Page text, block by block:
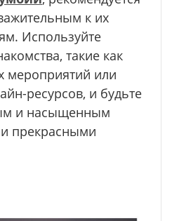
к их
Используйте
такие как
мероприятий или
ресурсов, и будьте
и насыщенным
прекрасными